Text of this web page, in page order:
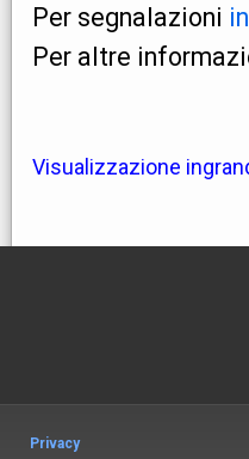
Per segnalazioni
Per altre
Visualizzazione
Privacy